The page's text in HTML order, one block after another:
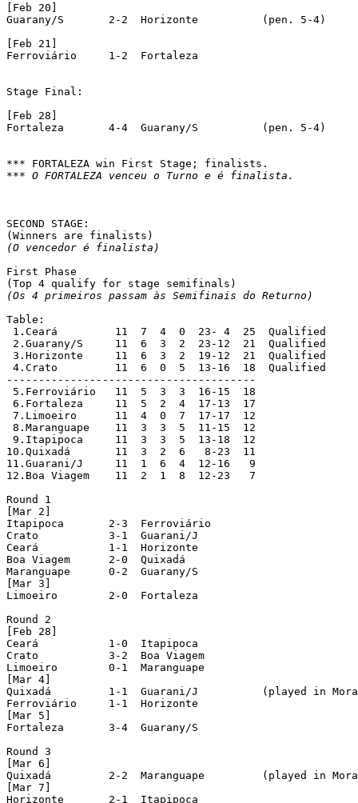
[Feb 20]
Guarany/S       2-2  Horizonte		(pen. 5-4)
[Feb 21]
Ferroviário     1-2  Fortaleza
Stage Final:
[Feb 28]
Fortaleza       4-4  Guarany/S		(pen. 5-4)
*** O FORTALEZA venceu o Turno e é finalista.
SECOND STAGE:
(O vencedor é finalista)
First Phase
(Os 4 primeiros passam às Semifinais do Returno)
Table:
1.Ceará 	 11  7  4  0  23- 4  25  Qualified
2.Guarany/S 	 11  6  3  2  23-12  21  Qualified
3.Horizonte 	 11  6  3  2  19-12  21  Qualified
4.Crato 	 11  6  0  5  13-16  18  Qualified
---------------------------------------
5.Ferroviário 	 11  5  3  3  16-15  18
6.Fortaleza 	 11  5  2  4  17-13  17
7.Limoeiro 	 11  4  0  7  17-17  12
8.Maranguape 	 11  3  3  5  11-15  12
9.Itapipoca 	 11  3  3  5  13-18  12
10.Quixadá 	 11  3  2  6   8-23  11
11.Guarani/J 	 11  1  6  4  12-16   9
12.Boa Viagem 	 11  2  1  8  12-23   7
Round 1
[Mar 2]
Itapipoca	2-3  Ferroviário
Crato		3-1  Guarani/J
Ceará		1-1  Horizonte
Boa Viagem	2-0  Quixadá
Maranguape	0-2  Guarany/S
[Mar 3]
Limoeiro	2-0  Fortaleza
Round 2
[Feb 28]
Ceará		1-0  Itapipoca
Crato		3-2  Boa Viagem
Limoeiro	0-1  Maranguape
[Mar 4]
Quixadá		1-1  Guarani/J		(played in Morada Nova)
Ferroviário	1-1  Horizonte
[Mar 5]
Fortaleza	3-4  Guarany/S
Round 3
[Mar 6]
Quixadá		2-2  Maranguape		(played in Morada Nova)
[Mar 7]
Horizonte	2-1  Itapipoca